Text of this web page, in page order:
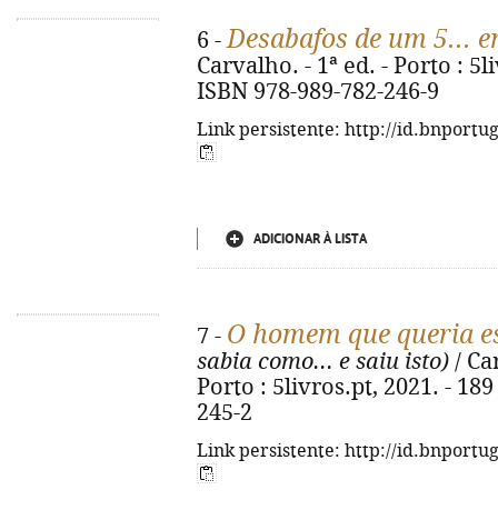
6 -Desabafos de um 5...
Carvalho. - 1ª ed. - Porto :
ISBN 978-989-782-246-9
Link persistente: http://
ADICIONAR À LISTA
7 - O homem que queria
sabia como... e saiu isto) /
Porto : 5livros.pt, 2021. - 189
245-2
Link persistente: http://